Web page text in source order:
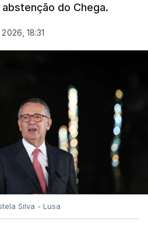
abstenção do Chega.
18:31
Silva - Lusa